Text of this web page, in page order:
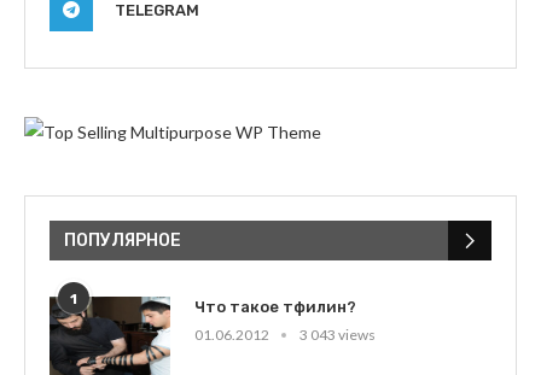
TELEGRAM
ПОПУЛЯРНОЕ
1
Что такое тфилин?
01.06.2012
3 043 views